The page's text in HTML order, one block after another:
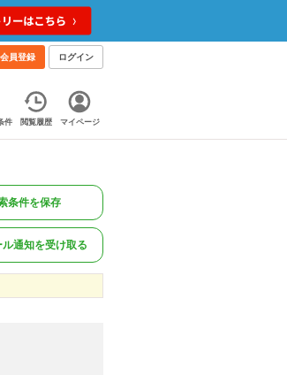
会員登録 ログイン
件 閲覧履歴 マイページ
条件を保存
通知を受け取る